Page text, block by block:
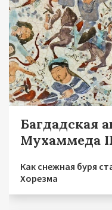
Багдадская
Мухаммеда
Как снежная буря
Хорезма